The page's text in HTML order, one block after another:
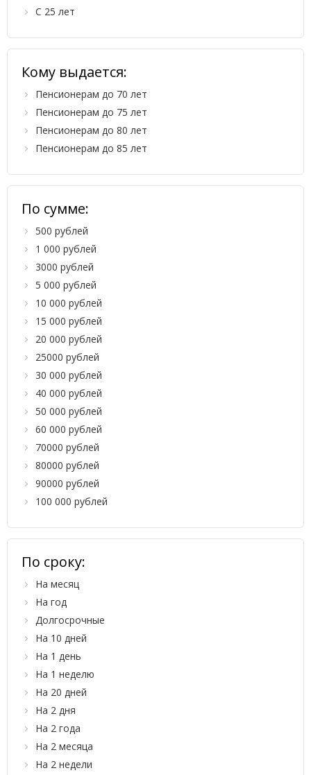
С 25 лет
Кому выдается:
Пенсионерам до 70 лет
Пенсионерам до 75 лет
Пенсионерам до 80 лет
Пенсионерам до 85 лет
По сумме:
500 рублей
1 000 рублей
3000 рублей
5 000 рублей
10 000 рублей
15 000 рублей
20 000 рублей
25000 рублей
30 000 рублей
40 000 рублей
50 000 рублей
60 000 рублей
70000 рублей
80000 рублей
90000 рублей
100 000 рублей
По сроку:
На месяц
На год
Долгосрочные
На 10 дней
На 1 день
На 1 неделю
На 20 дней
На 2 дня
На 2 года
На 2 месяца
На 2 недели